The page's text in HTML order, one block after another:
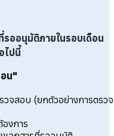
รออนุมัติภายในรอบเดือน
ไปนี้
อน"
วจสอบ (ยกตัวอย่างการตรวจ
องการ